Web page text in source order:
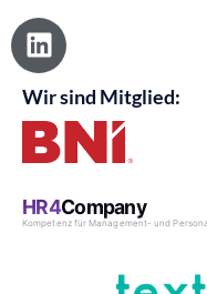
L
i
n
k
e
d
i
n
Wir sind Mitglied: